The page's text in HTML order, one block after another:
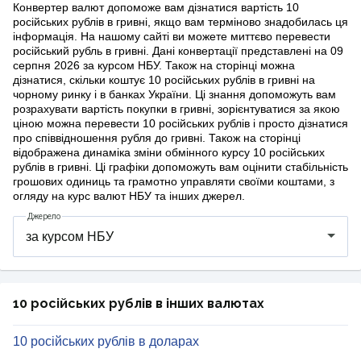
Конвертер валют допоможе вам дізнатися вартість 10
російських рублів в гривні, якщо вам терміново знадобилась ця
інформація. На нашому сайті ви можете миттєво перевести
російський рубль в гривні. Дані конвертації представлені на 09
серпня 2026 за курсом НБУ. Також на сторінці можна
дізнатися, скільки коштує 10 російських рублів в гривні на
чорному ринку і в банках України. Ці знання допоможуть вам
розрахувати вартість покупки в гривні, зорієнтуватися за якою
ціною можна перевести 10 російських рублів і просто дізнатися
про співвідношення рубля до гривні. Також на сторінці
відображена динаміка зміни обмінного курсу 10 російських
рублів в гривні. Ці графіки допоможуть вам оцінити стабільність
грошових одиниць та грамотно управляти своїми коштами, з
огляду на курс валют НБУ та інших джерел.
Джерело
10 російських рублів в інших валютах
10 російських рублів в доларах